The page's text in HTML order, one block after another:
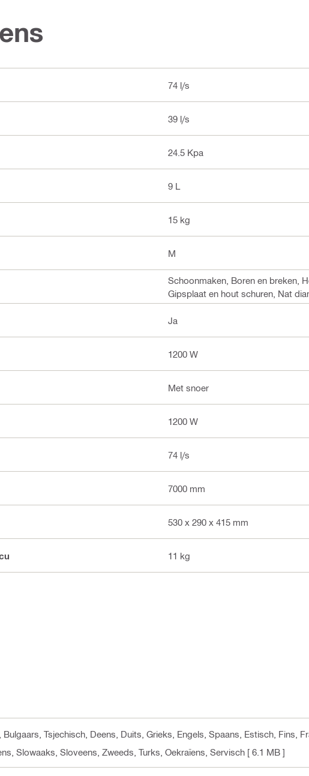
74 l/s
39 l/s
24.5 Kpa
9 L
15 kg
M
Schoonmaken, Boren en breken,
Gipsplaat en hout schuren, Nat
Ja
1200 W
Met snoer
1200 W
74 l/s
7000 mm
530 x 290 x 415 mm
11 kg
Bulgaars, Tsjechisch, Deens, Duits, Grieks, Engels, Spaans, Estisch, Fins,
Slowaaks, Sloveens, Zweeds, Turks, Oekraïens, Servisch [ 6.1 MB ]